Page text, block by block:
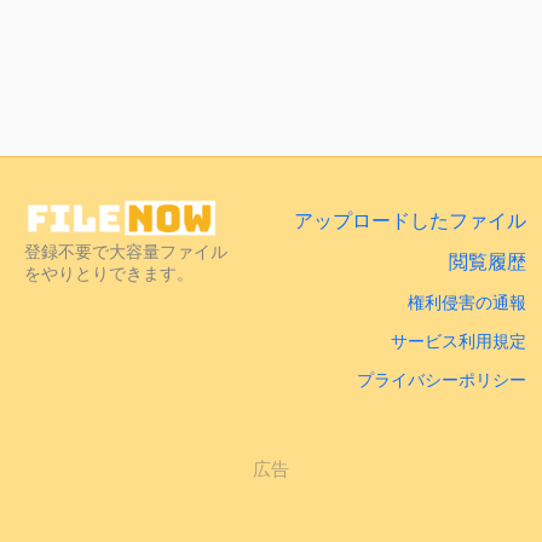
登録不要で大容量ファイル
をやりとりできます。
アップロードしたファイル
閲覧履歴
権利侵害の通報
サービス利用規定
プライバシーポリシー
広告